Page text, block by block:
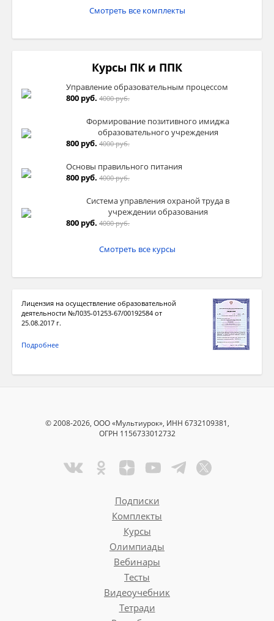
Смотреть все комплекты
Курсы ПК и ППК
Управление образовательным процессом
800 руб. 4000 руб.
Формирование позитивного имиджа
образовательного учреждения
800 руб. 4000 руб.
Основы правильного питания
800 руб. 4000 руб.
Система управления охраной труда в
учреждении образования
800 руб. 4000 руб.
Смотреть все курсы
Лицензия на осуществление образовательной
деятельности №Л035-01253-67/00192584 от
25.08.2017 г.
Подробнее
© 2008-2026, ООО «Мультиурок», ИНН 6732109381,
ОГРН 1156733012732
Подписки
Комплекты
Курсы
Олимпиады
Вебинары
Тесты
Видеоучебник
Тетради